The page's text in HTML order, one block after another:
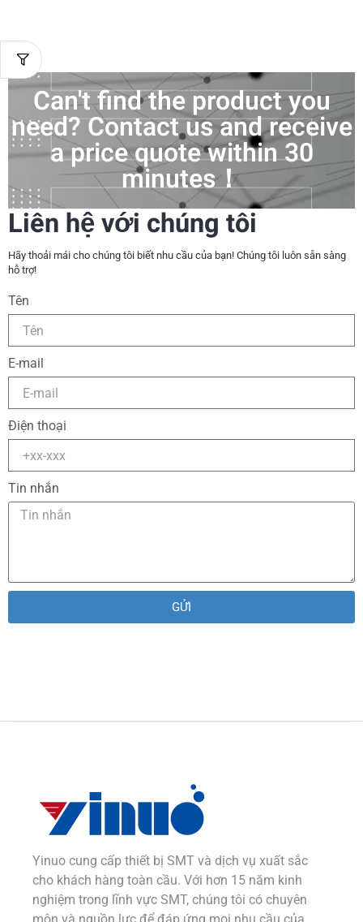
Can't find the product you
need? Contact us and receive
a price quote within 30
minutes！
Liên hệ với chúng tôi
Hãy thoải mái cho chúng tôi biết nhu cầu của bạn! Chúng tôi luôn sẵn sàng
hỗ trợ!
Tên
E-mail
Điện thoại
Tin nhắn
GỬI
Yinuo cung cấp thiết bị SMT và dịch vụ xuất sắc
cho khách hàng toàn cầu. Với hơn 15 năm kinh
nghiệm trong lĩnh vực SMT, chúng tôi có chuyên